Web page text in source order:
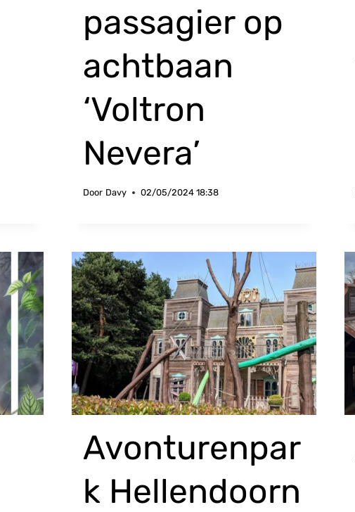
passagier op
achtbaan
‘Voltron
Nevera’
Door Davy 02/05/2024 18:38
Avonturenpar
k Hellendoorn